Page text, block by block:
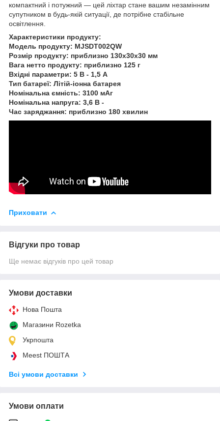
компактний і потужний — цей ліхтар стане вашим незамінним
супутником в будь-якій ситуації, де потрібне стабільне
освітлення.
Характеристики продукту:
Модель продукту: MJSDT002QW
Розмір продукту: приблизно 130x30x30 мм
Вага нетто продукту: приблизно 125 г
Вхідні параметри: 5 В - 1,5 А
Тип батареї: Літій-іонна батарея
Номінальна ємність: 3100 мАг
Номінальна напруга: 3,6 В -
Час заряджання: приблизно 180 хвилин
Приховати
Відгуки про товар
Ще немає відгуків про цей товар
Умови доставки
Нова Пошта
Магазини Rozetka
Укрпошта
Meest ПОШТА
Всі умови доставки
Умови оплати